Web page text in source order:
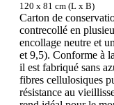
120 x 81 cm (L x B)
Carton de
contrecollé en
encollage neutre et
et 9,5). Conforme à
il est fabriqué sans
fibres cellulosiques
résistance au